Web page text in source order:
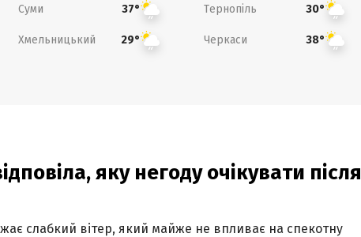
Суми 37° Тернопіль 30°
Хмельницький 29° Черкаси 38°
яку негоду очікувати після
слабкий вітер, який майже не впливає на спекотну